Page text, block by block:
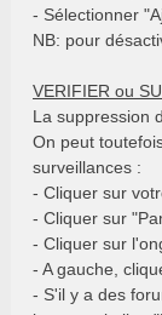
- Sélectionner
NB: pour
VERIFIER ou
La suppression
On peut
surveillances :
- Cliquer sur
- Cliquer sur
- Cliquer sur
- A gauche,
- S'il y a des